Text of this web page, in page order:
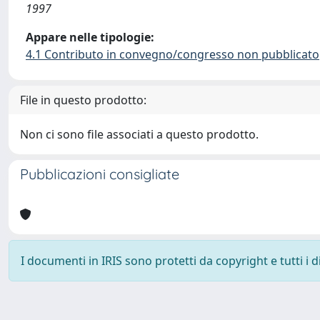
1997
Appare nelle tipologie:
4.1 Contributo in convegno/congresso non pubblicato
File in questo prodotto:
Non ci sono file associati a questo prodotto.
Pubblicazioni consigliate
I documenti in IRIS sono protetti da copyright e tutti i